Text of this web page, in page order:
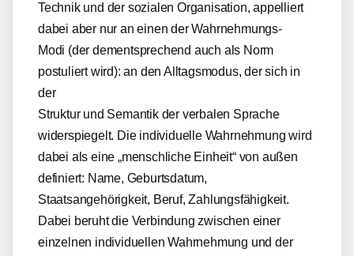
Technik und der sozialen Organisation, appelliert
dabei aber nur an einen der Wahrnehmungs-
Modi (der dementsprechend auch als Norm
postuliert wird): an den Alltagsmodus, der sich in
der
Struktur und Semantik der verbalen Sprache
widerspiegelt. Die individuelle Wahrnehmung wird
dabei als eine „menschliche Einheit“ von außen
definiert: Name, Geburtsdatum,
Staatsangehörigkeit, Beruf, Zahlungsfähigkeit.
Dabei beruht die Verbindung zwischen einer
einzelnen individuellen Wahrnehmung und der